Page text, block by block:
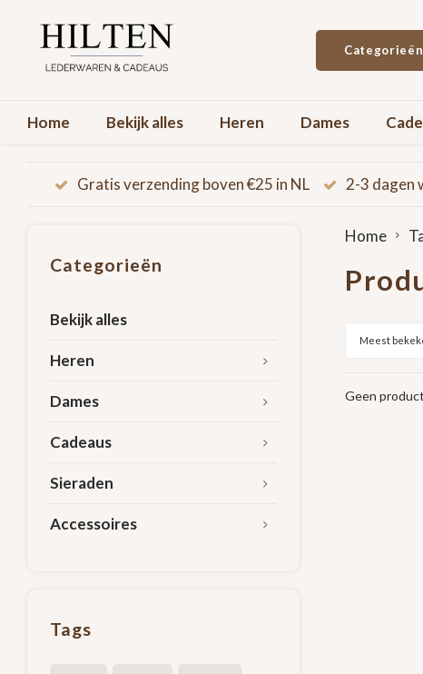
Categorieën
Home Bekijk alles Heren Dames
Gratis verzending boven €25 in NL 2-3 dagen
Categorieën
Bekijk alles
Heren
Dames
Cadeaus
Sieraden
Accessoires
Tags
Home
Meest
Geen